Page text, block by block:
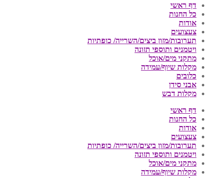
דף ראשי
כל החנות
אודות
צעצועים
תערובות/מזון ביצים/השרייה/ כופתיות
ויטמנים ותוספי תזונה
מתקני מים/אוכל
מקלות שיוף/עמידה
כלובים
אבני סידן
מקלות דבש
דף ראשי
כל החנות
אודות
צעצועים
תערובות/מזון ביצים/השרייה/ כופתיות
ויטמנים ותוספי תזונה
מתקני מים/אוכל
מקלות שיוף/עמידה